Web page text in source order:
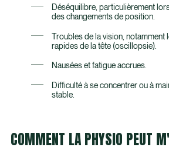
Déséquilibre, particulièrement
des changements de position.
Troubles de la vision,
rapides de la tête (oscillopsie).
Nausées et fatigue accrues.
Difficulté à se concentrer ou à
stable.
COMMENT LA PHYSIO PEUT